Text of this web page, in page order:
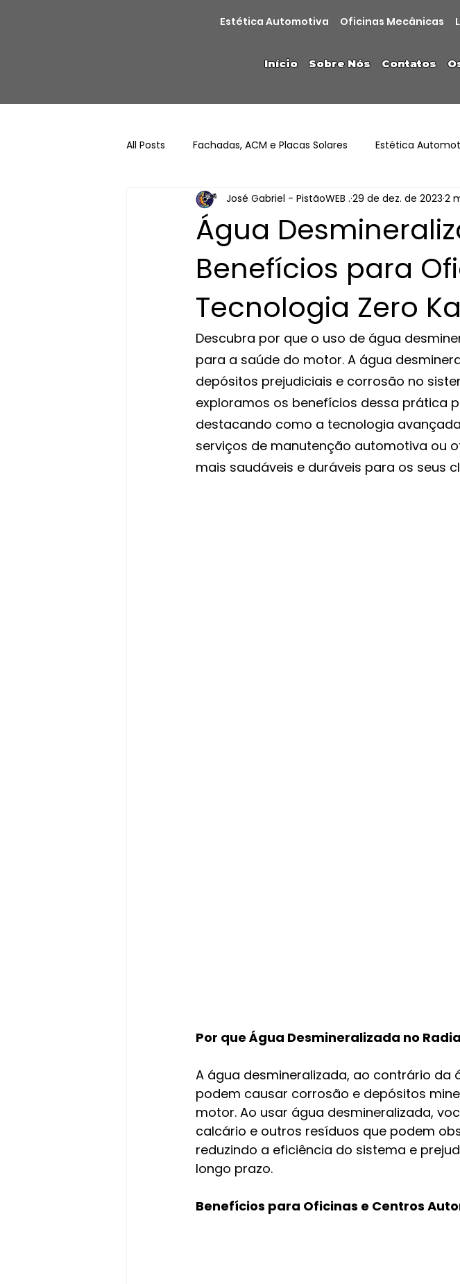
Estética Automotiva Oficinas Mecânicas
Início Sobre Nós Contatos
All Posts Fachadas, ACM e Placas Solares Estética
Água
Benefícios para
Tecnologia Zero Ka
José Gabriel - PistãoWEB . 29 de dez. de 2023 2
Descubra por que o uso de água
para a saúde do motor. A água
depósitos prejudiciais e corrosão no
exploramos os benefícios dessa prática
destacando como a tecnologia
serviços de manutenção automotiva ou
mais saudáveis e duráveis para os seus
Por que Água Desmineralizada no
A água desmineralizada, ao contrário da
podem causar corrosão e depósitos
motor. Ao usar água desmineralizada,
calcário e outros resíduos que podem
reduzindo a eficiência do sistema e
longo prazo.
Benefícios para Oficinas e Centros